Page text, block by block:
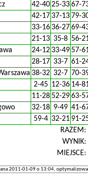
42-4025-3367-
42-17 37-13 79-
33-16 36-2769-
21-13 35-8 56-
24-12 33-49 57-
28-17 33-7 61-
38-32 32-7 70-
2-45 12-36 14-
11-28 52-2963-
32-18 9-49 41-
59-4 32-21 91-
2011-01-09 o 13:04,